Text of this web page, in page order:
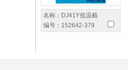
名称： DJ41Y低温截
编号： 152642-379